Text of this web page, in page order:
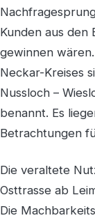
Kunden aus den
gewinnen
Neckar-Kreises
Nussloch –
benannt. Es
Betrachtungen
Die veraltete
Osttrasse ab
Die